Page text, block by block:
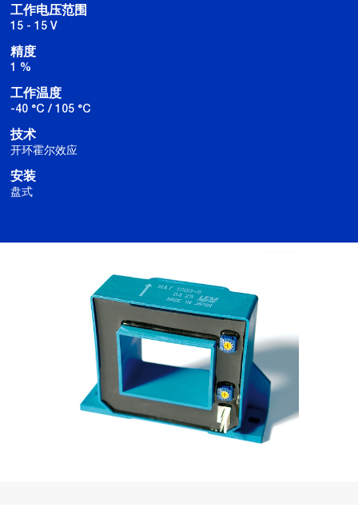
工作电压范围
15 - 15 V
精度
1 %
工作温度
-40 °C / 105 °C
技术
开环霍尔效应
安装
盘式